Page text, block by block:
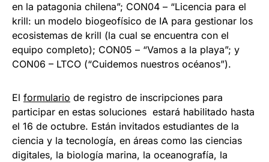
en la patagonia chilena”; CON04 – “Licencia para el
krill: un modelo biogeofísico de IA para gestionar los
ecosistemas de krill (la cual se encuentra con el
equipo completo); CON05 – “Vamos a la playa”; y
CON06 – LTCO (“Cuidemos nuestros océanos”).
El formulario de registro de inscripciones para
participar en estas soluciones estará habilitado hasta
el 16 de octubre. Están invitados estudiantes de la
ciencia y la tecnología, en áreas como las ciencias
digitales, la biología marina, la oceanografía, la